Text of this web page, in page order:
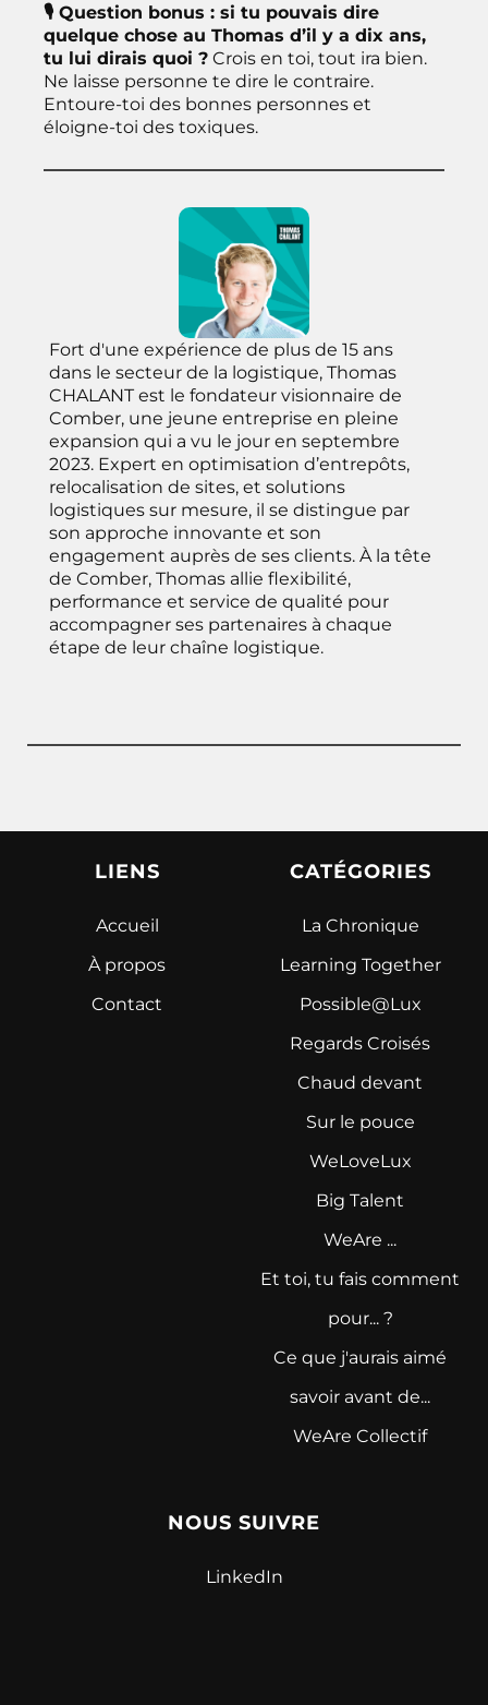
🎙 Question bonus : si tu pouvais dire
quelque chose au Thomas d’il y a dix ans,
tu lui dirais quoi ? Crois en toi, tout ira bien.
Ne laisse personne te dire le contraire.
Entoure-toi des bonnes personnes et
éloigne-toi des toxiques.
Fort d'une expérience de plus de 15 ans
dans le secteur de la logistique, Thomas
CHALANT est le fondateur visionnaire de
Comber, une jeune entreprise en pleine
expansion qui a vu le jour en septembre
2023. Expert en optimisation d’entrepôts,
relocalisation de sites, et solutions
logistiques sur mesure, il se distingue par
son approche innovante et son
engagement auprès de ses clients. À la tête
de Comber, Thomas allie flexibilité,
performance et service de qualité pour
accompagner ses partenaires à chaque
étape de leur chaîne logistique.
LIENS
Accueil
À propos
Contact
CATÉGORIES
La Chronique
Learning Together
Possible@Lux
Regards Croisés
Chaud devant
Sur le pouce
WeLoveLux
Big Talent
WeAre ...
Et toi, tu fais comment
pour... ?
Ce que j'aurais aimé
savoir avant de...
WeAre Collectif
NOUS SUIVRE
LinkedIn